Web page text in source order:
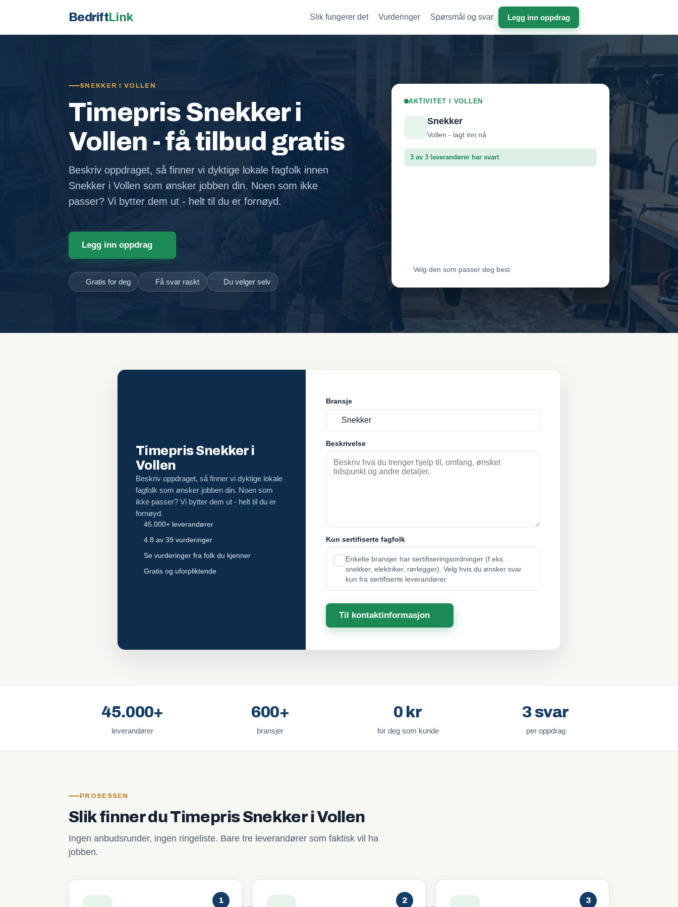
BedriftLink Slik fungerer det Vurderinger Spørsmål og svar Legg inn oppdrag
SNEKKER I VOLLEN
Timepris Snekker i
Vollen - få tilbud gratis
Beskriv oppdraget, så finner vi dyktige lokale fagfolk innen
Snekker i Vollen som ønsker jobben din. Noen som ikke
passer? Vi bytter dem ut - helt til du er fornøyd.
Legg inn oppdrag
Gratis for deg Få svar raskt Du velger selv
AKTIVITET I VOLLEN
Snekker
Vollen - lagt inn nå
3 av 3 leverandører har svart
Velg den som passer deg best
Timepris Snekker i
Vollen
Beskriv oppdraget, så finner vi dyktige lokale
fagfolk som ønsker jobben din. Noen som
ikke passer? Vi bytter dem ut - helt til du er
fornøyd.
45.000+ leverandører
4.8 av 39 vurderinger
Se vurderinger fra folk du kjenner
Gratis og uforpliktende
Bransje
Beskrivelse
Kun sertifiserte fagfolk
Enkelte bransjer har sertifiseringsordninger (f.eks.
snekker, elektriker, rørlegger). Velg hvis du ønsker svar
kun fra sertifiserte leverandører.
Til kontaktinformasjon
45.000+
leverandører
600+
bransjer
0 kr
for deg som kunde
3 svar
per oppdrag
PROSESSEN
Slik finner du Timepris Snekker i Vollen
Ingen anbudsrunder, ingen ringeliste. Bare tre leverandører som faktisk vil ha
jobben.
1 2 3